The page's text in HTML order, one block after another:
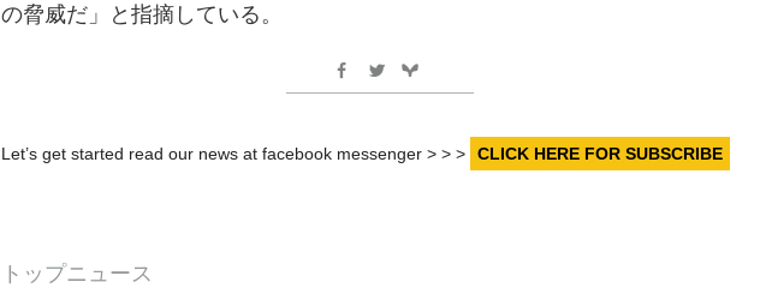
の脅威だ」と指摘している。
Let’s get started read our news at facebook messenger > > > CLICK HERE FOR SUBSCRIBE
トップニュース